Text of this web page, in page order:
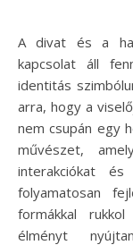
A divat és a hatalom között évezredek óta különös
kapcsolat áll
identitás
arra, hogy a
nem csupán egy
művészet,
interakciókat
folyamatosan
formákkal
élményt